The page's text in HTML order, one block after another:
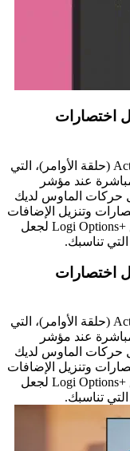
بفضل اختصارات
اجعل سير عملك سلسًا باستخدام Actions Ring (حلقة الأوامر)، التي
عند مؤشر
حركات الماوس لديك
الاختصارات وتنزيل الإضافات
لتطبيقات الجهات الخارجية باستخدام تطبيق Logi Options+‎‏ لجعل
بفضل اختصارات
اجعل سير عملك سلسًا باستخدام Actions Ring (حلقة الأوامر)، التي
عند مؤشر
حركات الماوس لديك
الاختصارات وتنزيل الإضافات
لتطبيقات الجهات الخارجية باستخدام تطبيق Logi Options+‎‏ لجعل